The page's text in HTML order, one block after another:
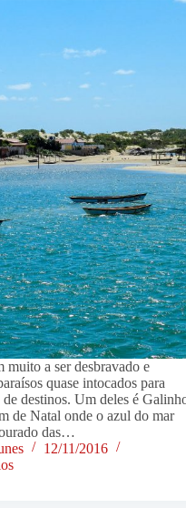
muito a ser desbravado e
quase intocados para
destinos. Um deles é
de Natal onde o azul do mar
das…
12/11/2016